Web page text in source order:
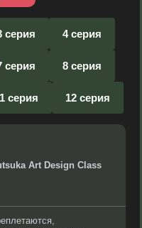
серия 4 серия
серия 8 серия
серия 12 серия
Art Design Class